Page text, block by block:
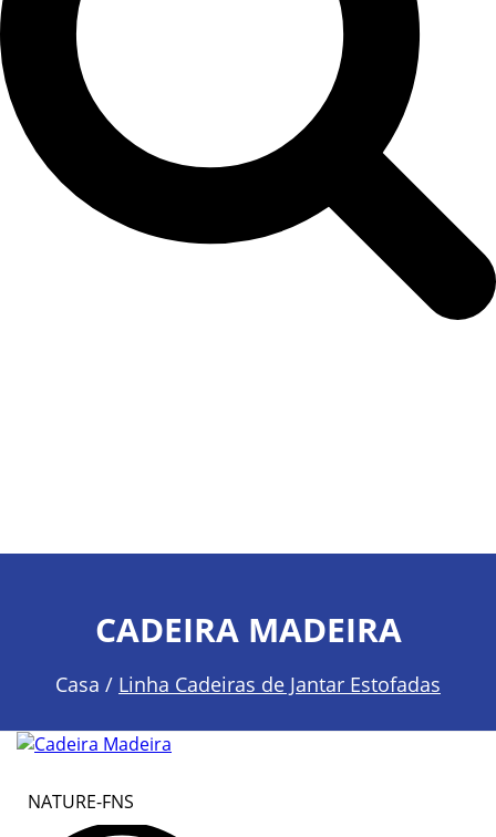
CADEIRA MADEIRA
Casa / Linha Cadeiras de Jantar Estofadas
NATURE-FNS